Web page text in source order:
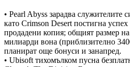
• Pearl Abyss зарадва служителите
като Crimson Desert постигна
продадени копия; общият размер
милиарди вона (приблизително
планират още бонуси и занапред.
• Ubisoft тихомълком пусна